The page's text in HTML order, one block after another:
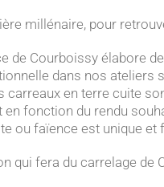
millénaire, pour
de Courboissy élabore
dans nos ateliers
carreaux en terre cuite
fonction du rendu
ou faïence est unique et
qui fera du carrelage